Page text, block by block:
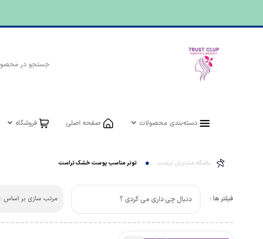
دسته‌بندی محصولات صفحه اصلی فروشگاه
باشگاه مشتریان تراست تونر مناسب پوست خشک تراست
فیلتر ها : مرتب سازی بر اساس :